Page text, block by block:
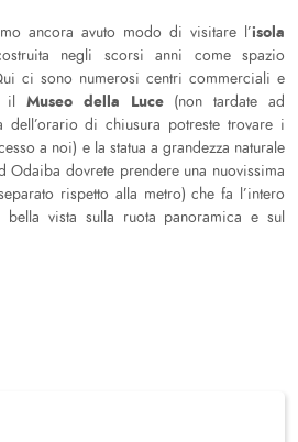
ancora avuto modo di visitare l’isola
negli scorsi anni come spazio
ci sono numerosi centri commerciali e
ilMuseo della Luce(non tardate ad
di chiusura potreste trovare i
a noi) e la statua a grandezza naturale
Odaiba dovrete prendere una nuovissima
rispetto alla metro) che fa l’intero
vista sulla ruota panoramica e sul